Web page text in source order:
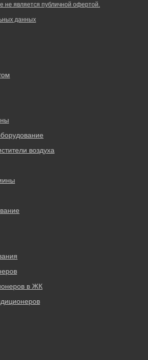
не является публичной офертой.
данных
воздуха
в ЖК